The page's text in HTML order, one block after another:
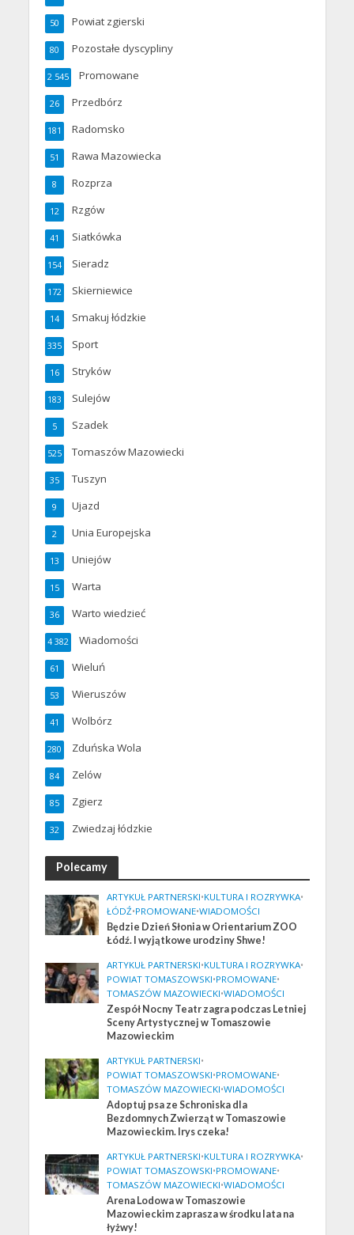
Powiat zgierski
50
Pozostałe dyscypliny
80
Promowane
2 545
Przedbórz
26
Radomsko
181
Rawa Mazowiecka
51
Rozprza
8
Rzgów
12
Siatkówka
41
Sieradz
154
Skierniewice
172
Smakuj łódzkie
14
Sport
335
Stryków
16
Sulejów
183
Szadek
5
Tomaszów Mazowiecki
525
Tuszyn
35
Ujazd
9
Unia Europejska
2
Uniejów
13
Warta
15
Warto wiedzieć
36
Wiadomości
4 382
Wieluń
61
Wieruszów
53
Wolbórz
41
Zduńska Wola
280
Zelów
84
Zgierz
85
Zwiedzaj łódzkie
32
Polecamy
ARTYKUŁ PARTNERSKI•KULTURA I ROZRYWKA•
ŁÓDŹ•PROMOWANE•WIADOMOŚCI
Będzie Dzień Słonia w Orientarium ZOO
Łódź. I wyjątkowe urodziny Shwe!
ARTYKUŁ PARTNERSKI•KULTURA I ROZRYWKA•
POWIAT TOMASZOWSKI•PROMOWANE•
TOMASZÓW MAZOWIECKI•WIADOMOŚCI
Zespół Nocny Teatr zagra podczas Letniej
Sceny Artystycznej w Tomaszowie
Mazowieckim
ARTYKUŁ PARTNERSKI•
POWIAT TOMASZOWSKI•PROMOWANE•
TOMASZÓW MAZOWIECKI•WIADOMOŚCI
Adoptuj psa ze Schroniska dla
Bezdomnych Zwierząt w Tomaszowie
Mazowieckim. Irys czeka!
ARTYKUŁ PARTNERSKI•KULTURA I ROZRYWKA•
POWIAT TOMASZOWSKI•PROMOWANE•
TOMASZÓW MAZOWIECKI•WIADOMOŚCI
Arena Lodowa w Tomaszowie
Mazowieckim zaprasza w środku lata na
łyżwy!